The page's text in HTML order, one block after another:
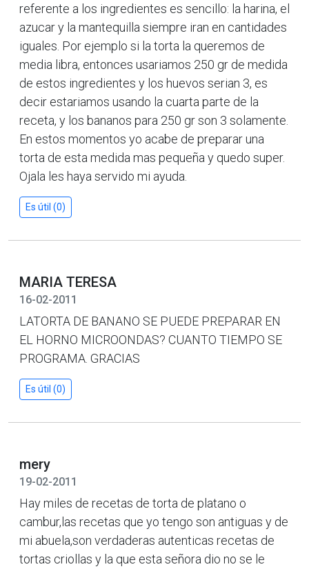
referente a los ingredientes es sencillo: la harina, el
azucar y la mantequilla siempre iran en cantidades
iguales. Por ejemplo si la torta la queremos de
media libra, entonces usariamos 250 gr de medida
de estos ingredientes y los huevos serian 3, es
decir estariamos usando la cuarta parte de la
receta, y los bananos para 250 gr son 3 solamente.
En estos momentos yo acabe de preparar una
torta de esta medida mas pequeña y quedo super.
Ojala les haya servido mi ayuda.
Es útil (0)
MARIA TERESA
16-02-2011
LATORTA DE BANANO SE PUEDE PREPARAR EN
EL HORNO MICROONDAS? CUANTO TIEMPO SE
PROGRAMA. GRACIAS
Es útil (0)
mery
19-02-2011
Hay miles de recetas de torta de platano o
cambur,las recetas que yo tengo son antiguas y de
mi abuela,son verdaderas autenticas recetas de
tortas criollas y la que esta señora dio no se le